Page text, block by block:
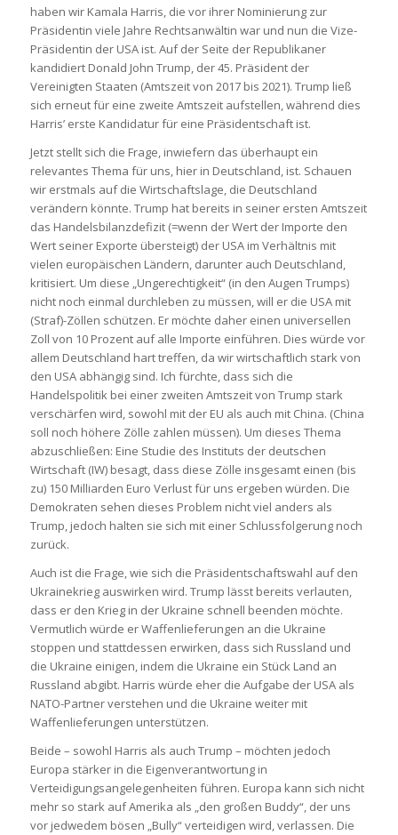
haben wir Kamala Harris, die vor ihrer Nominierung zur
Präsidentin viele Jahre Rechtsanwältin war und nun die Vize-
Präsidentin der USA ist. Auf der Seite der Republikaner
kandidiert Donald John Trump, der 45. Präsident der
Vereinigten Staaten (Amtszeit von 2017 bis 2021). Trump ließ
sich erneut für eine zweite Amtszeit aufstellen, während dies
Harris’ erste Kandidatur für eine Präsidentschaft ist.
Jetzt stellt sich die Frage, inwiefern das überhaupt ein
relevantes Thema für uns, hier in Deutschland, ist. Schauen
wir erstmals auf die Wirtschaftslage, die Deutschland
verändern könnte. Trump hat bereits in seiner ersten Amtszeit
das Handelsbilanzdefizit (=wenn der Wert der Importe den
Wert seiner Exporte übersteigt) der USA im Verhältnis mit
vielen europäischen Ländern, darunter auch Deutschland,
kritisiert. Um diese „Ungerechtigkeit“ (in den Augen Trumps)
nicht noch einmal durchleben zu müssen, will er die USA mit
(Straf)-Zöllen schützen. Er möchte daher einen universellen
Zoll von 10 Prozent auf alle Importe einführen. Dies würde vor
allem Deutschland hart treffen, da wir wirtschaftlich stark von
den USA abhängig sind. Ich fürchte, dass sich die
Handelspolitik bei einer zweiten Amtszeit von Trump stark
verschärfen wird, sowohl mit der EU als auch mit China. (China
soll noch höhere Zölle zahlen müssen). Um dieses Thema
abzuschließen: Eine Studie des Instituts der deutschen
Wirtschaft (IW) besagt, dass diese Zölle insgesamt einen (bis
zu) 150 Milliarden Euro Verlust für uns ergeben würden. Die
Demokraten sehen dieses Problem nicht viel anders als
Trump, jedoch halten sie sich mit einer Schlussfolgerung noch
zurück.
Auch ist die Frage, wie sich die Präsidentschaftswahl auf den
Ukrainekrieg auswirken wird. Trump lässt bereits verlauten,
dass er den Krieg in der Ukraine schnell beenden möchte.
Vermutlich würde er Waffenlieferungen an die Ukraine
stoppen und stattdessen erwirken, dass sich Russland und
die Ukraine einigen, indem die Ukraine ein Stück Land an
Russland abgibt. Harris würde eher die Aufgabe der USA als
NATO-Partner verstehen und die Ukraine weiter mit
Waffenlieferungen unterstützen.
Beide – sowohl Harris als auch Trump – möchten jedoch
Europa stärker in die Eigenverantwortung in
Verteidigungsangelegenheiten führen. Europa kann sich nicht
mehr so stark auf Amerika als „den großen Buddy“, der uns
vor jedwedem bösen „Bully“ verteidigen wird, verlassen. Die